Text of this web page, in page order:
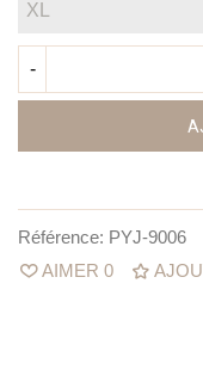
-
Référence: PYJ-9006
AIMER 0